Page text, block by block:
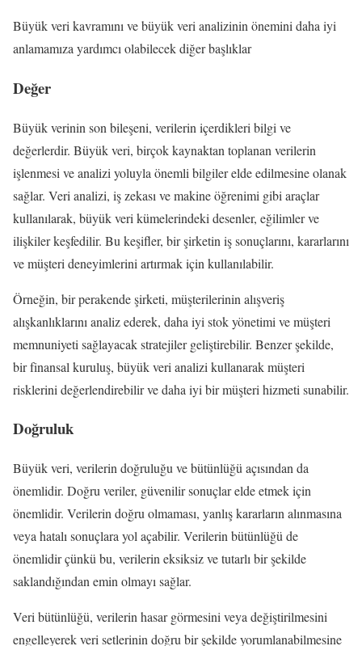
Büyük veri kavramını ve büyük veri analizinin önemini daha iyi
anlamamıza yardımcı olabilecek diğer başlıklar
Değer
Büyük verinin son bileşeni, verilerin içerdikleri bilgi ve
değerlerdir. Büyük veri, birçok kaynaktan toplanan verilerin
işlenmesi ve analizi yoluyla önemli bilgiler elde edilmesine olanak
sağlar. Veri analizi, iş zekası ve makine öğrenimi gibi araçlar
kullanılarak, büyük veri kümelerindeki desenler, eğilimler ve
ilişkiler keşfedilir. Bu keşifler, bir şirketin iş sonuçlarını, kararlarını
ve müşteri deneyimlerini artırmak için kullanılabilir.
Örneğin, bir perakende şirketi, müşterilerinin alışveriş
alışkanlıklarını analiz ederek, daha iyi stok yönetimi ve müşteri
memnuniyeti sağlayacak stratejiler geliştirebilir. Benzer şekilde,
bir finansal kuruluş, büyük veri analizi kullanarak müşteri
risklerini değerlendirebilir ve daha iyi bir müşteri hizmeti sunabilir.
Doğruluk
Büyük veri, verilerin doğruluğu ve bütünlüğü açısından da
önemlidir. Doğru veriler, güvenilir sonuçlar elde etmek için
önemlidir. Verilerin doğru olmaması, yanlış kararların alınmasına
veya hatalı sonuçlara yol açabilir. Verilerin bütünlüğü de
önemlidir çünkü bu, verilerin eksiksiz ve tutarlı bir şekilde
saklandığından emin olmayı sağlar.
Veri bütünlüğü, verilerin hasar görmesini veya değiştirilmesini
engelleyerek veri setlerinin doğru bir şekilde yorumlanabilmesine